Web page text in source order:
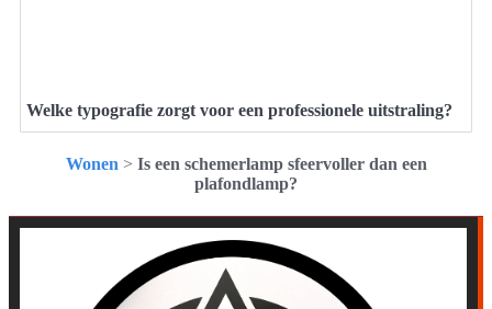
Welke typografie zorgt voor een professionele uitstraling?
Wonen > Is een schemerlamp sfeervoller dan een
plafondlamp?